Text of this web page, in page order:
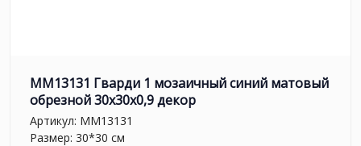
MM13131 Гварди 1 мозаичный синий матовый
обрезной 30x30x0,9 декор
Артикул: MM13131
Размер: 30*30 см